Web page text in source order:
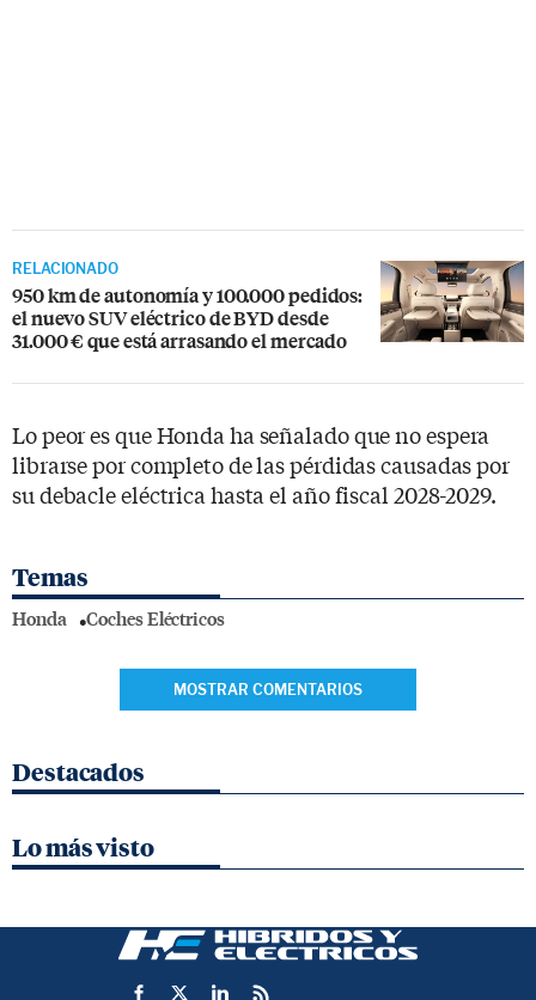
RELACIONADO
950 km de autonomía y 100.000 pedidos:
el nuevo SUV eléctrico de BYD desde
31.000 € que está arrasando el mercado
Lo peor es que Honda ha señalado que no espera
librarse por completo de las pérdidas causadas por
su debacle eléctrica hasta el año fiscal 2028-2029.
Temas
Honda Coches Eléctricos
MOSTRAR COMENTARIOS
Destacados
Lo más visto